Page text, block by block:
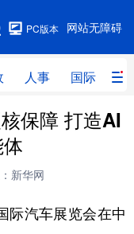
网站无障碍
PC版本
人事 国际 财
人事
体育
保障 打造AI
新华网
际汽车展览会在中